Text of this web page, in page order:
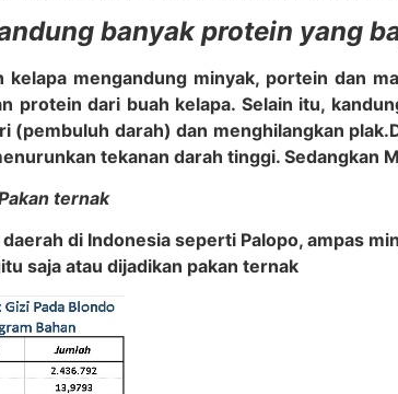
banyak protein yang
kelapa mengandung minyak, portein dan
protein dari buah kelapa. Selain itu,
(pembuluh darah) dan menghilangkan plak.
tekanan darah tinggi. Sedangkan
ternak
di Indonesia seperti Palopo, ampas
saja atau dijadikan pakan ternak